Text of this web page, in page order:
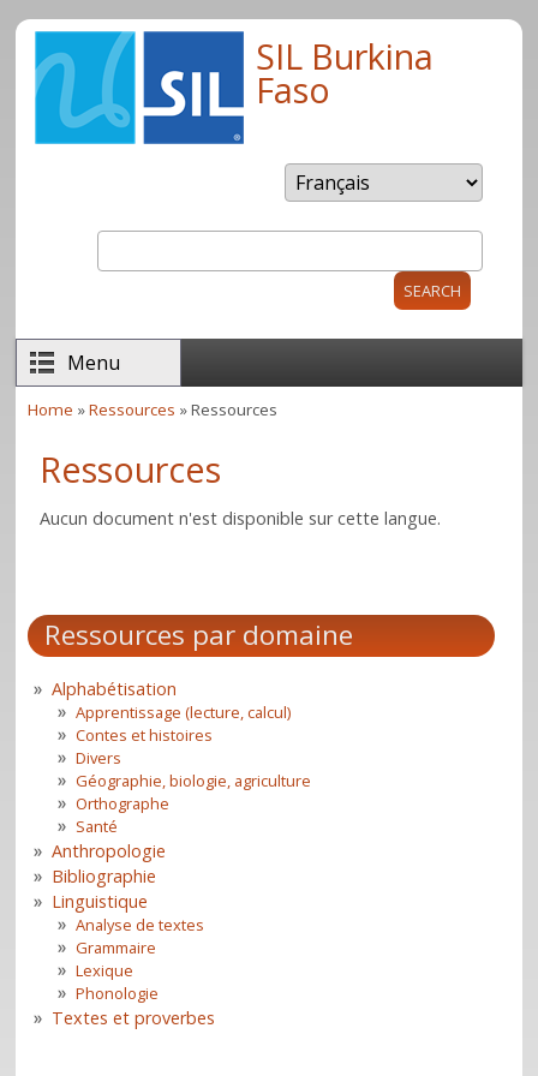
Skip to main content SIL Burkina
Faso
Search form
Menu
Home »Ressources » Ressources
Ressources
Aucun document n'est disponible sur cette langue.
Ressources par domaine
Alphabétisation
Apprentissage (lecture, calcul)
Contes et histoires
Divers
Géographie, biologie, agriculture
Orthographe
Santé
Anthropologie
Bibliographie
Linguistique
Analyse de textes
Grammaire
Lexique
Phonologie
Textes et proverbes